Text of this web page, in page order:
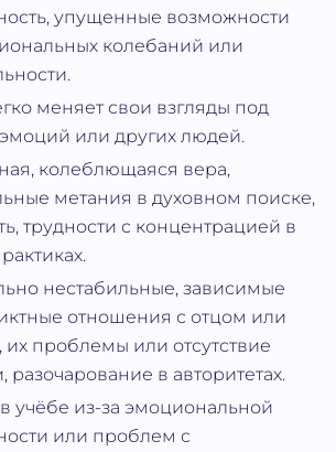
упущенные возможности
колебаний или
меняет свои взгляды под
или других людей.
колеблющаяся вера,
метания в духовном поиске,
трудности с концентрацией в
нестабильные, зависимые
отношения с отцом или
их проблемы или отсутствие
разочарование в авторитетах.
учёбе из-за эмоциональной
или проблем с